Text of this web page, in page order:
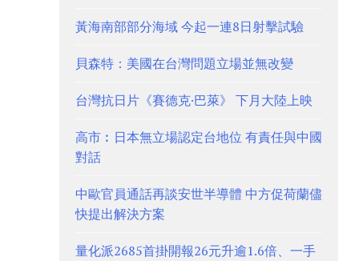
黃海南部部分海域 今起一連8日射擊試驗
貝森特：美國在台灣問題立場並無改變
台灣抗日片《賽德克·巴萊》 下月大陸上映
高市︰日本無立場認定台地位 有責任與中國
對話
中歐官員通話再談安世半導體 中方促荷蘭儘
快提出解決方案
量化派2685首掛開報26元升逾1.6倍、一手